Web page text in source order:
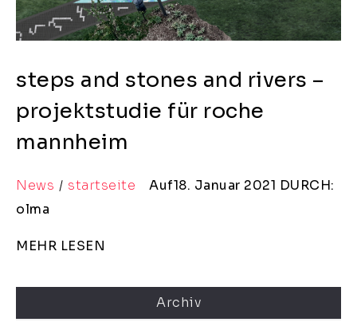
steps and stones and rivers –
projektstudie für roche
mannheim
News startseite Auf18. Januar 2021 DURCH:
olma
MEHR LESEN
Archiv